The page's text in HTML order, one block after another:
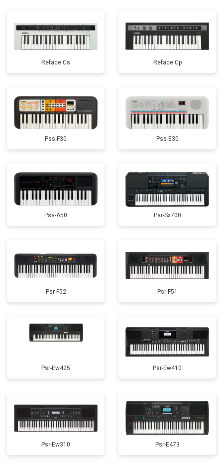
Reface Cs Reface Cp
Pss-F30 Pss-E30
Pss-A50 Psr-Sx700
Psr-F52 Psr-F51
Psr-Ew425 Psr-Ew410
Psr-Ew310 Psr-E473